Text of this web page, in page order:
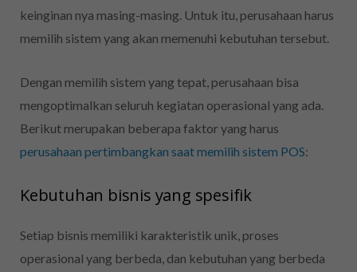
keinginan nya masing-masing. Untuk itu, perusahaan harus
memilih sistem yang akan memenuhi kebutuhan tersebut.
Dengan memilih sistem yang tepat, perusahaan bisa
mengoptimalkan seluruh kegiatan operasional yang ada.
Berikut merupakan beberapa faktor yang harus
perusahaan pertimbangkan saat memilih sistem POS:
Kebutuhan bisnis yang spesifik
Setiap bisnis memiliki karakteristik unik, proses
operasional yang berbeda, dan kebutuhan yang berbeda